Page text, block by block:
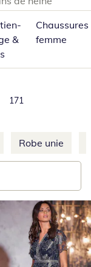
&
Chaussures
femme
Total number of
171
Robe unie